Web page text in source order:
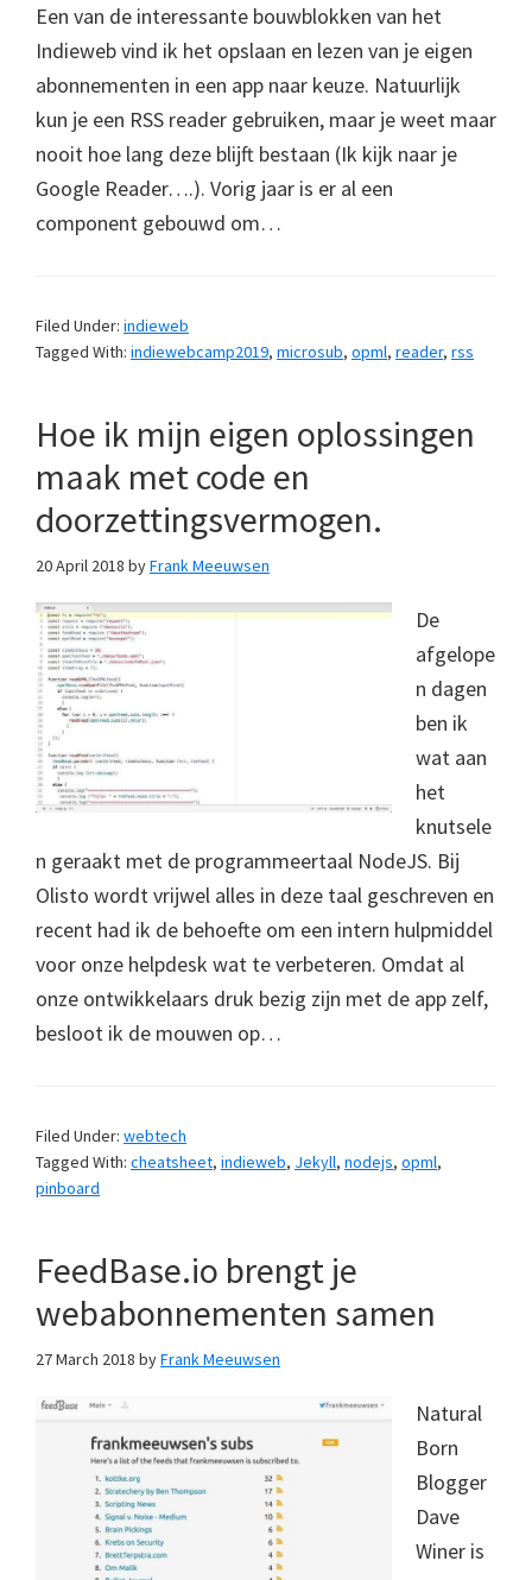
Een van de interessante bouwblokken van het
Indieweb vind ik het opslaan en lezen van je eigen
abonnementen in een app naar keuze. Natuurlijk
kun je een RSS reader gebruiken, maar je weet maar
nooit hoe lang deze blijft bestaan (Ik kijk naar je
Google Reader….). Vorig jaar is er al een
component gebouwd om…
Filed Under: indieweb
Tagged With: indiewebcamp2019, microsub, opml, reader, rss
Hoe ik mijn eigen oplossingen
maak met code en
doorzettingsvermogen.
20 April 2018 byFrank Meeuwsen
De
afgelope
n dagen
ben ik
wat aan
het
knutsele
n geraakt met de programmeertaal NodeJS. Bij
Olisto wordt vrijwel alles in deze taal geschreven en
recent had ik de behoefte om een intern hulpmiddel
voor onze helpdesk wat te verbeteren. Omdat al
onze ontwikkelaars druk bezig zijn met de app zelf,
besloot ik de mouwen op…
Filed Under: webtech
Tagged With: cheatsheet, indieweb, Jekyll, nodejs, opml,
pinboard
FeedBase.io brengt je
webabonnementen samen
27 March 2018 byFrank Meeuwsen
Natural
Born
Blogger
Dave
Winer is